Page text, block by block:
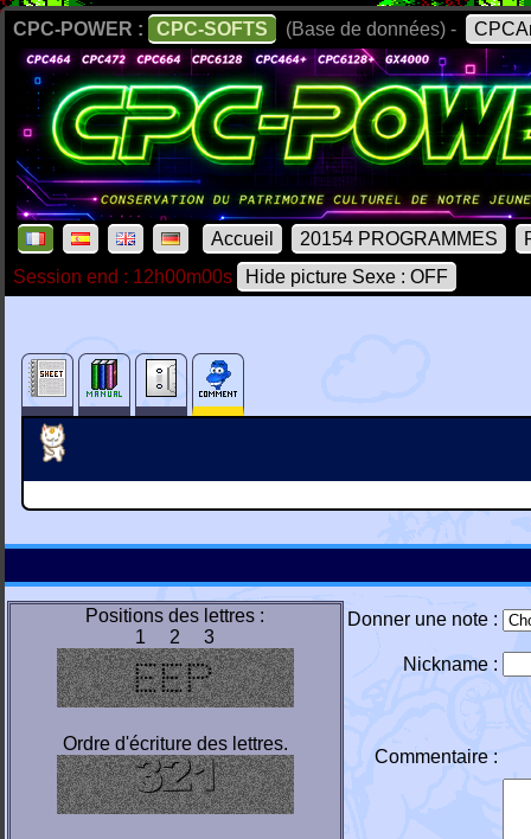
CPC-POWER : CPC-SOFTS (Base de données) -
Accueil 20154 PROGRAMMES
Session end : 12h00m00s
Hide picture Sexe : OFF
Positions des lettres :
1 2 3
Ordre d'écriture des lettres.
Donner une note :
Nickname :
Commentaire :